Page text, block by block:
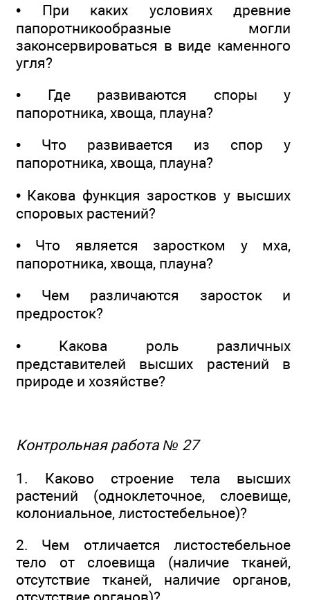
• При каких условиях древние
папоротникообразные могли
законсервироваться в виде каменного
угля?
• Где развиваются споры у
папоротника, хвоща, плауна?
• Что развивается из спор у
папоротника, хвоща, плауна?
• Какова функция заростков у высших
споровых растений?
• Что является заростком у мха,
папоротника, хвоща, плауна?
• Чем различаются заросток и
предросток?
• Какова роль различных
представителей высших растений в
природе и хозяйстве?
Контрольная работа № 27
1. Каково строение тела высших
растений (одноклеточное, слоевище,
колониальное, листостебельное)?
2. Чем отличается листостебельное
тело от слоевища (наличие тканей,
отсутствие тканей, наличие органов,